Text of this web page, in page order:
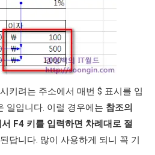
키려는 주소에서 매번 $ 표시를 입
일입니다. 이럴 경우에는 참조의
F4 키를 입력하면 차례대로 절
된답니다. 많이 사용하게 되니 꼭 기